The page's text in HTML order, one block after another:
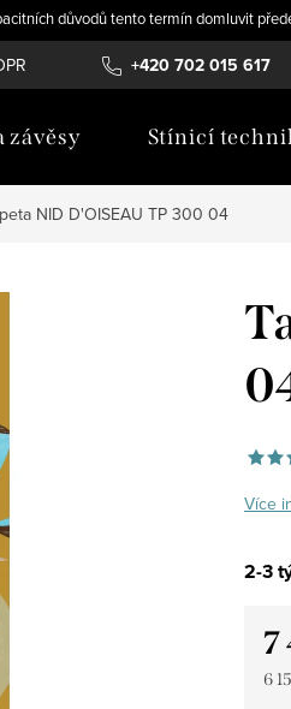
důvodů tento termín domluvit
+420 702 015 617
Novinky
závěsy Stínicí
NID D'OISEAU TP 300 04
Více
2-3
7
6